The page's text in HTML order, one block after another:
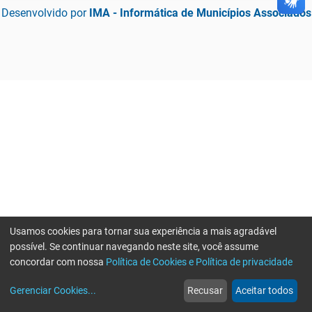
Desenvolvido por IMA - Informática de Municípios Associados
web
Notícias
more_horiz
Mais
Usamos cookies para tornar sua experiência a mais agradável
possível. Se continuar navegando neste site, você assume
concordar com nossa Política de Cookies e Política de privacidade
Gerenciar Cookies... Recusar Aceitar todos
Erro ao enviar informações, por favor tente novamente